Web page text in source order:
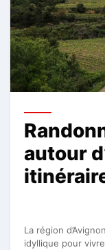
autour
La région
idyllique pour